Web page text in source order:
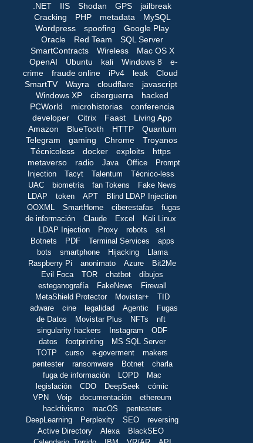
.NET
IIS Shodan GPS
jailbreak
Cracking
PHP metadata
MySQL
Wordpress
spoofing
Google Play
Oracle
Red Team
SQL Server
SmartContracts
Wireless
Mac OS X
OpenAI
Ubuntu kali Windows 8
e-
crime
fraude online iPv4 leak
Cloud
SmartTV
Wayra cloudflare
javascript
Windows XP
ciberguerra
hacked
PCWorld
microhistorias
conferencia
developer
Citrix Faast
Living App
Amazon
BlueTooth HTTP
Quantum
Telegram
gaming Chrome
Troyanos
Técnicoless
docker exploits
https
metaverso
radio Java Office
Prompt
Injection
Tacyt Talentum
Técnico-less
UAC
biometría fan Tokens
Fake News
LDAP
token APT
Blind LDAP Injection
OOXML
SmartHome ciberestafas
fugas
de información
Claude Excel
Kali Linux
LDAP Injection
Proxy robots
ssl
Botnets
PDF Terminal Services
apps
bots
smartphone Hijacking
Llama
Raspberry Pi
anonimato Azure
Bit2Me
Evil Foca
TOR chatbot
dibujos
esteganografía
FakeNews
Firewall
MetaShield Protector
Movistar+
TID
adware
cine legalidad Agentic
Fugas
de Datos
Movistar Plus NFTs
nft
singularity hackers
Instagram
ODF
datos
footprinting
MS SQL Server
TOTP
curso e-goverment
makers
pentester
ransomware Botnet
charla
fuga de información
LOPD
Mac
legislación
CDO DeepSeek
cómic
VPN
Voip documentación
ethereum
hacktivismo
macOS
pentesters
DeepLearning
Perplexity SEO
reversing
Active Directory
Alexa
BlackSEO